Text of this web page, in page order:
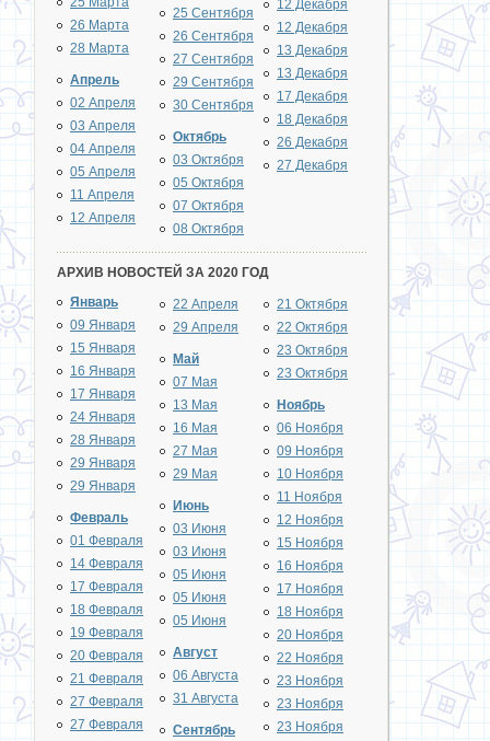
26 Марта
28 Марта
Апрель
02 Апреля
03 Апреля
04 Апреля
05 Апреля
11 Апреля
12 Апреля
25 Сентября
26 Сентября
27 Сентября
29 Сентября
30 Сентября
Октябрь
03 Октября
05 Октября
07 Октября
08 Октября
12 Декабря
12 Декабря
13 Декабря
13 Декабря
17 Декабря
18 Декабря
26 Декабря
27 Декабря
АРХИВ НОВОСТЕЙ ЗА 2020 ГОД
Январь
09 Января
15 Января
16 Января
17 Января
24 Января
28 Января
29 Января
29 Января
Февраль
01 Февраля
14 Февраля
17 Февраля
18 Февраля
19 Февраля
20 Февраля
21 Февраля
27 Февраля
27 Февраля
22 Апреля
29 Апреля
Май
07 Мая
13 Мая
16 Мая
27 Мая
29 Мая
Июнь
03 Июня
03 Июня
05 Июня
05 Июня
05 Июня
Август
06 Августа
31 Августа
Сентябрь
21 Октября
22 Октября
23 Октября
23 Октября
Ноябрь
06 Ноября
09 Ноября
10 Ноября
11 Ноября
12 Ноября
15 Ноября
16 Ноября
17 Ноября
18 Ноября
20 Ноября
22 Ноября
23 Ноября
23 Ноября
23 Ноября